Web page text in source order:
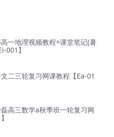
一地理视频教程+课堂笔记(暑
001】
二三轮复习网课教程【Ea-01
高三数学a秋季班一轮复习网